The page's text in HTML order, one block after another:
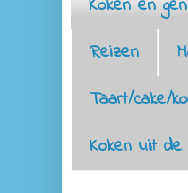
Koken en
Reizen
Taart/cake/
Koken uit